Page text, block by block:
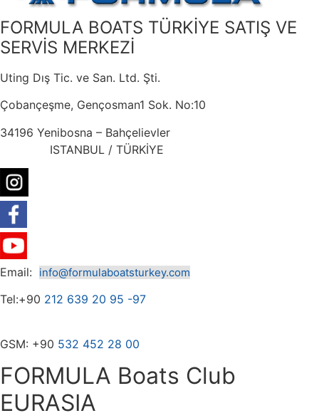
FORMULA BOATS TÜRKİYE SATIŞ VE
SERVİS MERKEZİ
Uting Dış Tic. ve San. Ltd. Şti.
Çobançeşme, Gençosman1 Sok. No:10
34196 Yenibosna – Bahçelievler
ISTANBUL / TÜRKİYE
Email: info@formulaboatsturkey.com
Tel:+90 212 639 20 95 -97
GSM: +90 532 452 28 00
FORMULA Boats Club
EURASIA